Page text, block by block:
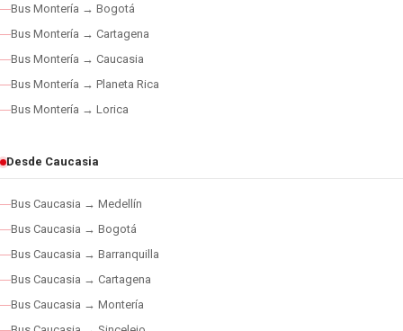
Bus Montería → Bogotá
Bus Montería → Cartagena
Bus Montería → Caucasia
Bus Montería → Planeta Rica
Bus Montería → Lorica
Desde Caucasia
Bus Caucasia → Medellín
Bus Caucasia → Bogotá
Bus Caucasia → Barranquilla
Bus Caucasia → Cartagena
Bus Caucasia → Montería